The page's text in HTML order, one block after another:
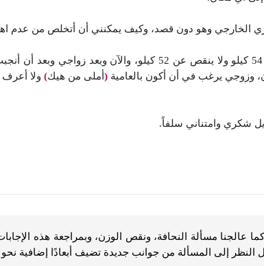
وهو دون قصد، وكيف يمكنني أن أتخلص من عدم
( أملى من هيك) ولا أعرف
شكري وامتناني سلفاً.
عالجنا مسألة النحافة، ونقص الوزن، وبمراجعة هذه
النظر إلى المسألة من جوانب جديدة تضيف أبعادًا إضافية نحو